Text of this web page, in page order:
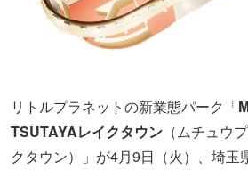
リトルプラネットの新業態パーク「
TSUTAYAレイクタウン （ムチュウ
クタウン）」が4月9日（火）、埼玉